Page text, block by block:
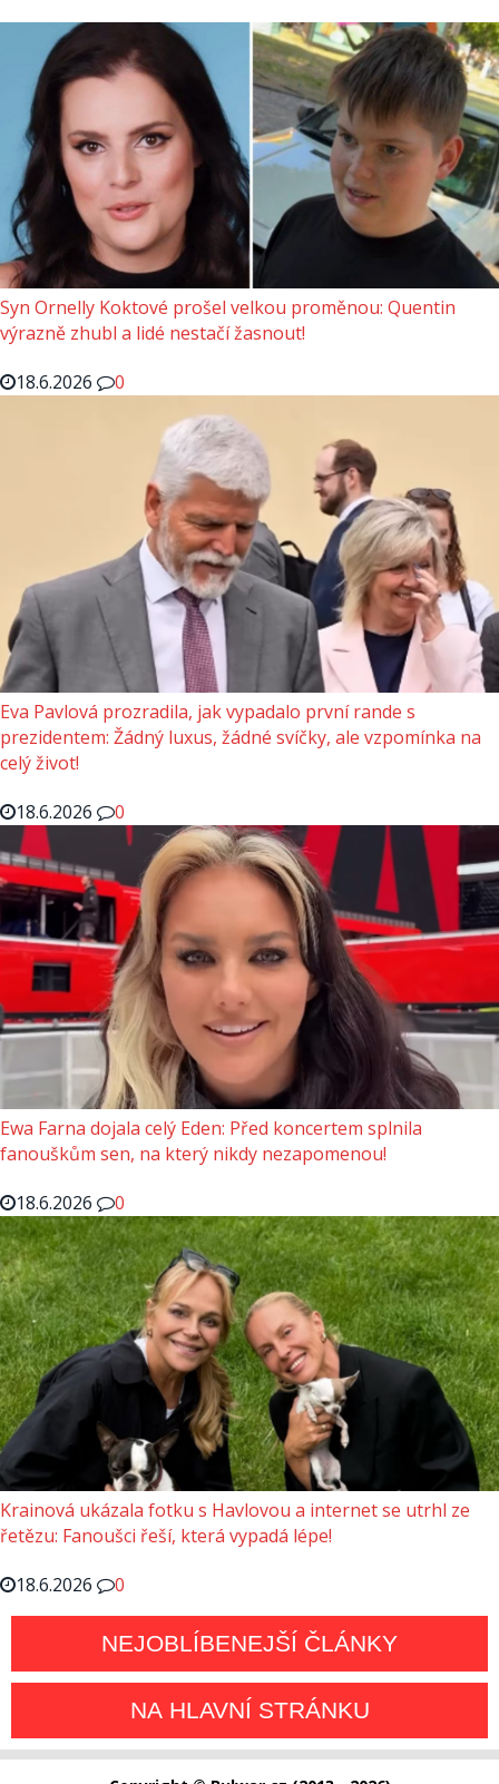
Syn Ornelly Koktové prošel velkou proměnou: Quentin
výrazně zhubl a lidé nestačí žasnout!
18.6.2026
0
Eva Pavlová prozradila, jak vypadalo první rande s
prezidentem: Žádný luxus, žádné svíčky, ale vzpomínka na
celý život!
18.6.2026
0
Ewa Farna dojala celý Eden: Před koncertem splnila
fanouškům sen, na který nikdy nezapomenou!
18.6.2026
0
Krainová ukázala fotku s Havlovou a internet se utrhl ze
řetězu: Fanoušci řeší, která vypadá lépe!
18.6.2026
0
NEJOBLÍBENEJŠÍ ČLÁNKY
NA HLAVNÍ STRÁNKU